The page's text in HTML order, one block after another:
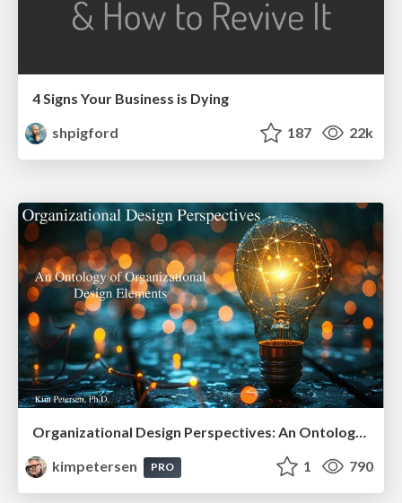
4 Signs Your Business is Dying
shpigford
187 22k
Organizational Design Perspectives: An Ontology of Organizational Design Elements
kimpetersen
PRO 1 790